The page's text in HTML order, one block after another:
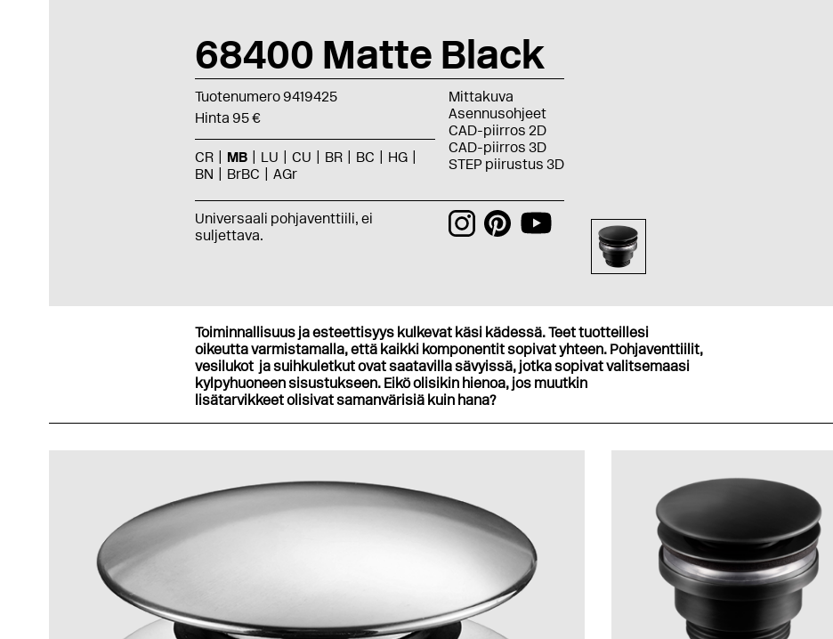
68400 Matte Black
Tuotenumero 9419425
Hinta 95 €
CR MB LU CU BR BC
HG
BN
BrBC AGr
Mittakuva
Asennusohjeet
CAD-piirros 2D
CAD-piirros 3D
STEP piirustus 3D
Universaali pohjaventtiili, ei
suljettava.
Toiminnallisuus ja esteettisyys kulkevat käsi kädessä. Teet tuotteillesi
oikeutta varmistamalla, että kaikki komponentit sopivat yhteen. Pohjaventtiilit,
vesilukot ja suihkuletkut ovat saatavilla sävyissä, jotka sopivat valitsemaasi
kylpyhuoneen sisustukseen. Eikö olisikin hienoa, jos muutkin
lisätarvikkeet olisivat samanvärisiä kuin hana?